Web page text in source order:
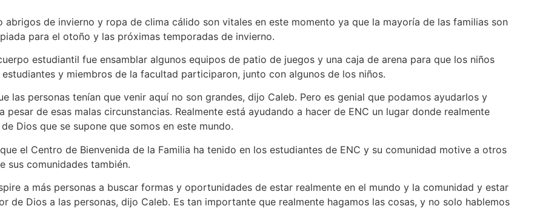
de invierno y ropa de clima cálido son vitales en este momento ya que la mayoría de las familias son
para el otoño y las próximas temporadas de invierno.
estudiantil fue ensamblar algunos equipos de patio de juegos y una caja de arena para que los niños
y miembros de la facultad participaron, junto con algunos de los niños.
las personas tenían que venir aquí no son grandes, dijo Caleb. Pero es genial que podamos ayudarlos y
pesar de esas malas circunstancias. Realmente está ayudando a hacer de ENC un lugar donde realmente
Dios que se supone que somos en este mundo.
el Centro de Bienvenida de la Familia ha tenido en los estudiantes de ENC y su comunidad motive a otros
sus comunidades también.
a más personas a buscar formas y oportunidades de estar realmente en el mundo y la comunidad y estar
de Dios a las personas, dijo Caleb. Es tan importante que realmente hagamos las cosas, y no solo hablemos